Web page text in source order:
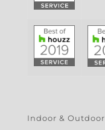
Indoor & Outdoor